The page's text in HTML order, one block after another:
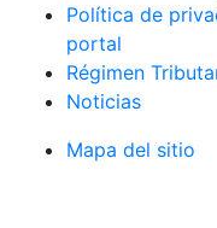
Política de
portal
Régimen
Noticias
Mapa del sitio